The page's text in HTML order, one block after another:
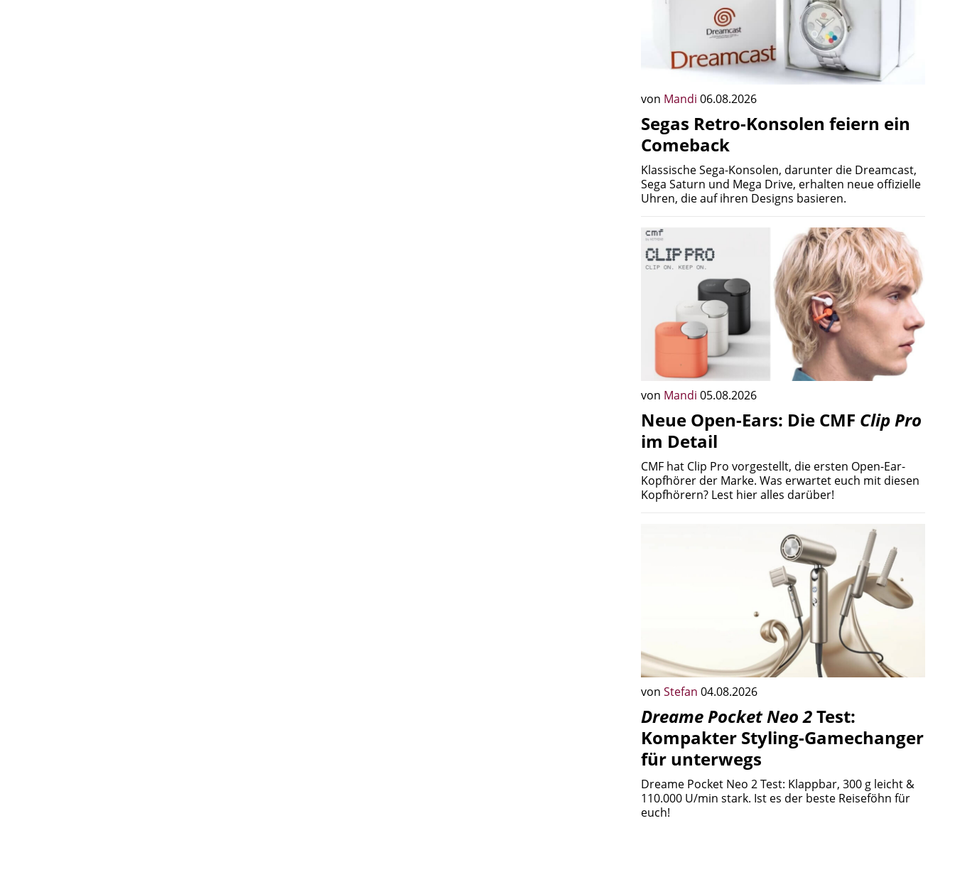
von Mandi 06.08.2026
Segas Retro-Konsolen feiern ein
Comeback
Klassische Sega-Konsolen, darunter die Dreamcast,
Sega Saturn und Mega Drive, erhalten neue offizielle
Uhren, die auf ihren Designs basieren.
von Mandi 05.08.2026
Neue Open-Ears: Die CMF Clip Pro
im Detail
CMF hat Clip Pro vorgestellt, die ersten Open-Ear-
Kopfhörer der Marke. Was erwartet euch mit diesen
Kopfhörern? Lest hier alles darüber!
von Stefan 04.08.2026
Dreame Pocket Neo 2Test:
Kompakter Styling-Gamechanger
für unterwegs
Dreame Pocket Neo 2 Test: Klappbar, 300 g leicht &
110.000 U/min stark. Ist es der beste Reiseföhn für
euch!